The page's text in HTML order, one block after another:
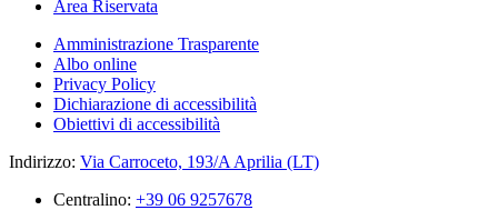
Area Riservata
Amministrazione Trasparente
Albo online
Privacy Policy
Dichiarazione di accessibilità
Obiettivi di accessibilità
Indirizzo: Via Carroceto, 193/A Aprilia (LT)
Centralino: +39 06 9257678